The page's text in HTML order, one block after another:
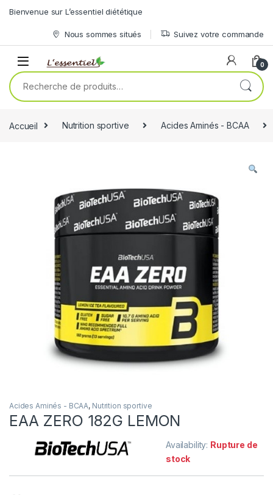
Skip to navigation
Bienvenue sur L’essentiel diététique
Nous sommes situés Suivez votre commande
0
Recherche pour :
Accueil Nutrition sportive Acides Aminés - BCAA
Acides Aminés - BCAA, Nutrition sportive
EAA ZERO 182G LEMON
Availability: Rupture de
stock